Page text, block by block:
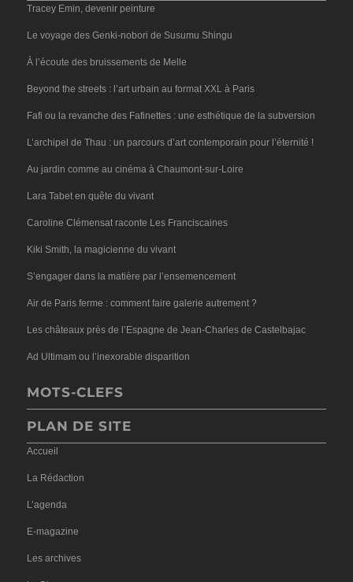
Tracey Emin, devenir peinture
Le voyage des Genki-nobori de Susumu Shingu
À l’écoute des bruissements de Melle
Beyond the streets : l’art urbain au format XXL à Paris
Fafi ou la revanche des Fafinettes : une esthétique de la subversion
L’archipel de Thau : un parcours d’art contemporain pour l’éternité !
Au jardin comme au cinéma à Chaumont-sur-Loire
Lara Tabet en quête du vivant
Caroline Clémensat raconte Les Franciscaines
Kiki Smith, la magicienne du vivant
S’engager dans la matière par l’ensemencement
Air de Paris ferme : comment faire galerie autrement ?
Les châteaux près de l’Espagne de Jean-Charles de Castelbajac
Ad Ultimam ou l’inexorable disparition
MOTS-CLEFS
PLAN DE SITE
Accueil
La Rédaction
L’agenda
E-magazine
Les archives